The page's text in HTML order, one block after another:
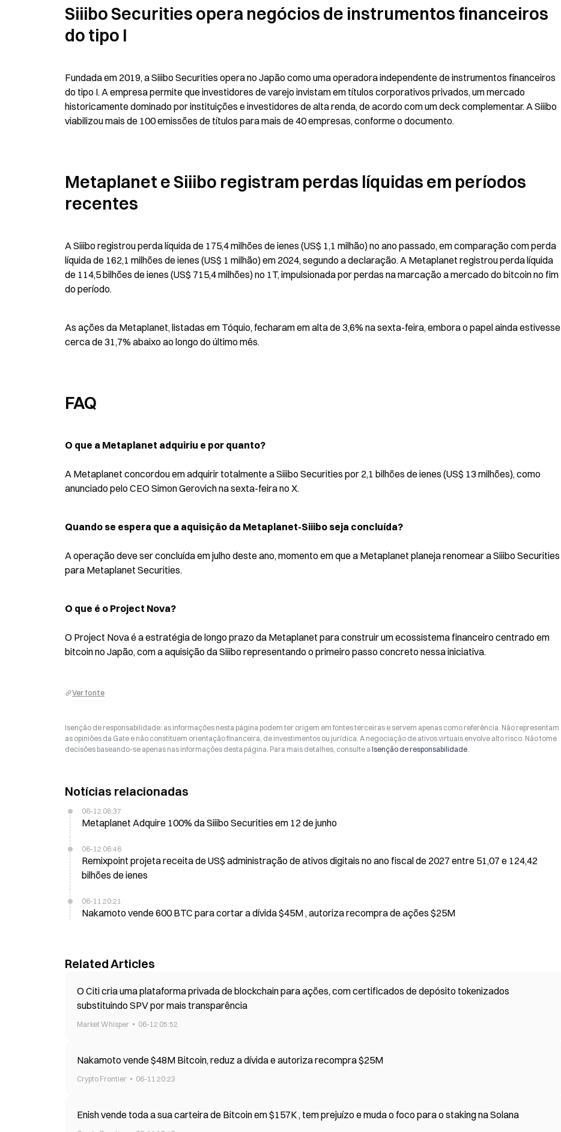
Siiibo Securities opera negócios de instrumentos financeiros
do tipo I
Fundada em 2019, a Siiibo Securities opera no Japão como uma operadora independente de instrumentos financeiros
do tipo I. A empresa permite que investidores de varejo invistam em títulos corporativos privados, um mercado
historicamente dominado por instituições e investidores de alta renda, de acordo com um deck complementar. A Siiibo
viabilizou mais de 100 emissões de títulos para mais de 40 empresas, conforme o documento.
Metaplanet e Siiibo registram perdas líquidas em períodos
recentes
A Siiibo registrou perda líquida de 175,4 milhões de ienes (US$ 1,1 milhão) no ano passado, em comparação com perda
líquida de 162,1 milhões de ienes (US$ 1 milhão) em 2024, segundo a declaração. A Metaplanet registrou perda líquida
de 114,5 bilhões de ienes (US$ 715,4 milhões) no 1T, impulsionada por perdas na marcação a mercado do bitcoin no fim
do período.
As ações da Metaplanet, listadas em Tóquio, fecharam em alta de 3,6% na sexta-feira, embora o papel ainda estivesse
cerca de 31,7% abaixo ao longo do último mês.
FAQ
O que a Metaplanet adquiriu e por quanto?
A Metaplanet concordou em adquirir totalmente a Siiibo Securities por 2,1 bilhões de ienes (US$ 13 milhões), como
anunciado pelo CEO Simon Gerovich na sexta-feira no X.
Quando se espera que a aquisição da Metaplanet-Siiibo seja concluída?
A operação deve ser concluída em julho deste ano, momento em que a Metaplanet planeja renomear a Siiibo Securities
para Metaplanet Securities.
O que é o Project Nova?
O Project Nova é a estratégia de longo prazo da Metaplanet para construir um ecossistema financeiro centrado em
bitcoin no Japão, com a aquisição da Siiibo representando o primeiro passo concreto nessa iniciativa.
Ver fonte
Isenção de responsabilidade: as informações nesta página podem ter origem em fontes terceiras e servem apenas como referência. Não representam
as opiniões da Gate e não constituem orientação financeira, de investimentos ou jurídica. A negociação de ativos virtuais envolve alto risco. Não tome
decisões baseando-se apenas nas informações desta página. Para mais detalhes, consulte a Isenção de responsabilidade.
Notícias relacionadas
06-12 08:37
Metaplanet Adquire 100% da Siiibo Securities em 12 de junho
06-12 06:46
Remixpoint projeta receita de US$ administração de ativos digitais no ano fiscal de 2027 entre 51,07 e 124,42
bilhões de ienes
06-11 20:21
Nakamoto vende 600 BTC para cortar a dívida $45M , autoriza recompra de ações $25M
Related Articles
O Citi cria uma plataforma privada de blockchain para ações, com certificados de depósito tokenizados
substituindo SPV por mais transparência
Market Whisper 06-12 05:52
Nakamoto vende $48M Bitcoin, reduz a dívida e autoriza recompra $25M
Crypto Frontier 06-11 20:23
Enish vende toda a sua carteira de Bitcoin em $157K , tem prejuízo e muda o foco para o staking na Solana